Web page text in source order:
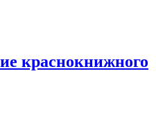
краснокнижного